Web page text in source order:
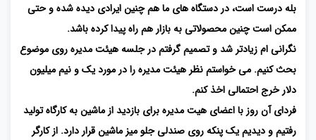
بله درست است، در دستگاه های ما هم چنین ایرادی دیده شده و حتی
ممکن است چنین محصولاتی به بازار هم راه پیدا کرده باشد.
نگرانی ام زیادتر شد و تصمیم گرفتم در جلسه هیئت مدیره روی موضوع
بحث کنیم. می خواستم نظر هیئت مدیره را در مورد یک و نیم میلیون
دلار خرج احتمالی اخذ کنم.
فردای آن روز با اعضای هیت مدیره برای بازدید از ماشین به کارگاه تولید
رفتیم و دیدیم یک پنکه روی صندلی جلو میز ماشین قرار دارد. از کارگر